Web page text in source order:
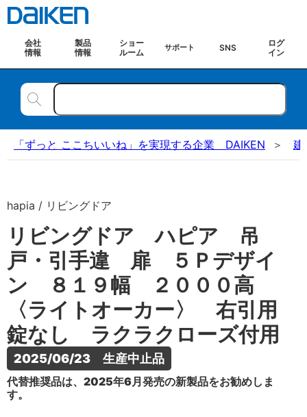
会社
情報
製品
情報
ショー
ルーム
サポート SNS
ログ
イン
「ずっと ここちいいね」を実現する企業 DAIKEN 建
hapia / リビングドア
リビングドア ハピア 吊
戸・引手違 扉 ５Ｐデザイ
ン ８１９幅 ２０００高
〈ライトオーカー〉 右引用
錠なし ラクラクローズ付用
2025/06/23　生産中止品
代替推奨品は、2025年6月発売の新製品をお勧めしま
す。